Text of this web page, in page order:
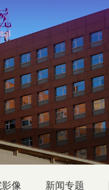
影像 新闻专题